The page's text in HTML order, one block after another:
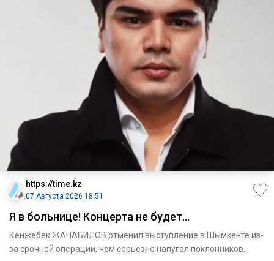
https://time.kz
07 Августа 2026 18:51
Я в больнице! Концерта не будет…
Кенжебек ЖАНАБИЛОВ отменил выступление в Шымкенте из-
за срочной операции, чем серьезно напугал поклонников